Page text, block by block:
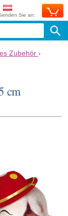
Sie an:
Zubehör ›
cm